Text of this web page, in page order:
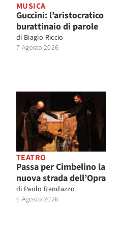
MUSICA
Guccini: l’aristocratico
burattinaio di parole
di Biagio Riccio
7 Agosto 2026
TEATRO
Passa per Cimbelino la
nuova strada dell’Opra
di Paolo Randazzo
6 Agosto 2026